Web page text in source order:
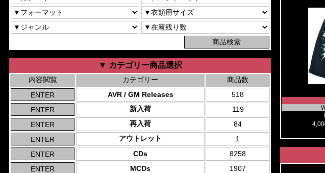
▼ カテゴリー商品選択
内容閲覧 カテゴリー
商品数
AVR / GM Releases
518
新入荷
119
再入荷
84
アウトレット
1
CDs
8258
MCDs
1907